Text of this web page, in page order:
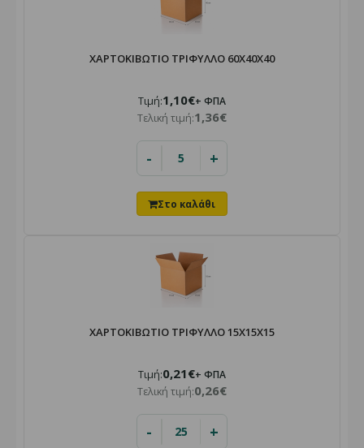
ΧΑΡΤΟΚΙΒΩΤΙΟ ΤΡΙΦΥΛΛΟ 60X40X40
Τιμή:1,10€+ ΦΠΑ
Τελική τιμή:1,36€
- +
ΧΑΡΤΟΚΙΒΩΤΙΟ ΤΡΙΦΥΛΛΟ 15X15X15
Τιμή:0,21€+ ΦΠΑ
Τελική τιμή:0,26€
- +